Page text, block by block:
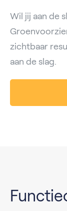
Wil jij aan de
zichtbaar
aan de slag.